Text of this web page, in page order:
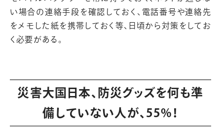
い場合の連絡手段を確認しておく、電話番号や連絡先
をメモした紙を携帯しておく等、日頃から対策をしてお
く必要がある。
災害大国日本、防災グッズを何も準
備していない人が、55%！